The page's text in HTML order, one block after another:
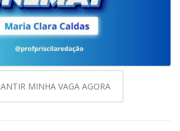
MINHA VAGA AGORA